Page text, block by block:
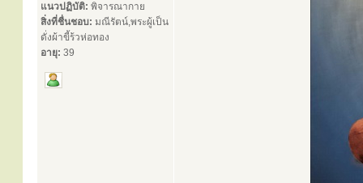
แนวปฏิบัติ: พิจารณากาย
สิ่งที่ชื่นชอบ: มณีรัตน์,พระผู้เป็น
ดั่งผ้าขี้ร้วห่อทอง
อายุ: 39